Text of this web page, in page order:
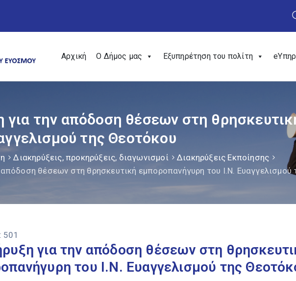
Αρχική Ο Δήμος μας Εξυπηρέτηση του πολίτη
για την απόδοση θέσεων στη
της Θεοτόκου
Διακηρύξεις, προκηρύξεις, διαγωνισμοί
Διακηρύξεις Εκποίησης
θέσεων στη θρησκευτική εμποροπανήγυρη του Ι.Ν. Ευαγγελισμού
501
για την απόδοση θέσεων στη
του Ι.Ν. Ευαγγελισμού της